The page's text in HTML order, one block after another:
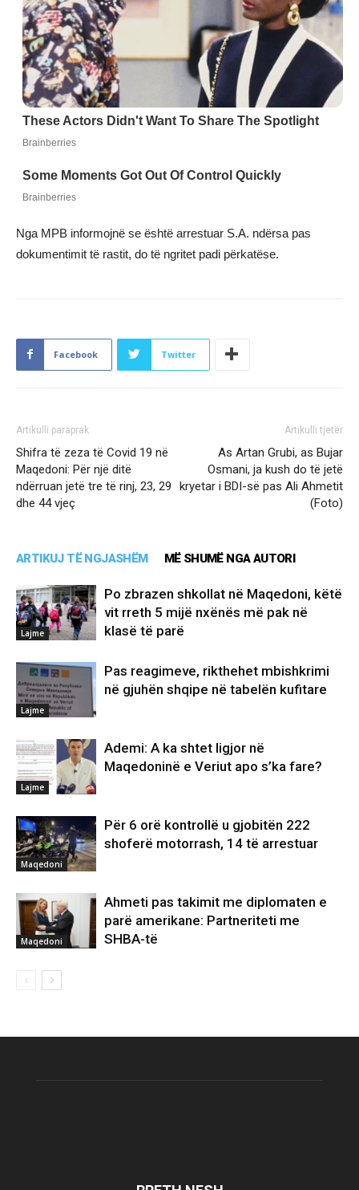
Nga MPB informojnë se është arrestuar S.A. ndërsa pas
dokumentimit të rastit, do të ngritet padi përkatëse.
Facebook Twitter
Artikulli paraprak
Shifra të zeza të Covid 19 në
Maqedoni: Për një ditë
ndërruan jetë tre të rinj, 23, 29
dhe 44 vjeç
Artikulli tjetër
As Artan Grubi, as Bujar
Osmani, ja kush do të jetë
kryetar i BDI-së pas Ali Ahmetit
(Foto)
ARTIKUJ TË NGJASHËM MË SHUMË NGA AUTORI
Lajme
Po zbrazen shkollat në Maqedoni, këtë
vit rreth 5 mijë nxënës më pak në
klasë të parë
Lajme
Pas reagimeve, rikthehet mbishkrimi
në gjuhën shqipe në tabelën kufitare
Lajme
Ademi: A ka shtet ligjor në
Maqedoninë e Veriut apo s’ka fare?
Maqedoni
Për 6 orë kontrollë u gjobitën 222
shoferë motorrash, 14 të arrestuar
Maqedoni
Ahmeti pas takimit me diplomaten e
parë amerikane: Partneriteti me
SHBA-të